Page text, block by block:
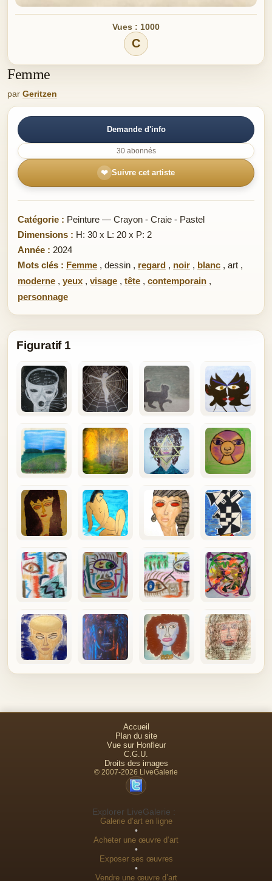
Vues : 1000
C
Femme
par Geritzen
Demande d'info
30 abonnés
❤ Suivre cet artiste
Catégorie : Peinture — Crayon - Craie - Pastel
Dimensions : H: 30 x L: 20 x P: 2
Année : 2024
Mots clés : Femme , dessin , regard , noir , blanc , art ,
moderne , yeux , visage , tête , contemporain ,
personnage
Figuratif 1
Accueil
Plan du site
Vue sur Honfleur
C.G.U.
Droits des images
© 2007-2026 LiveGalerie
Explorer LiveGalerie :
Galerie d’art en ligne
•
Acheter une œuvre d’art
•
Exposer ses œuvres
•
Vendre une œuvre d’art